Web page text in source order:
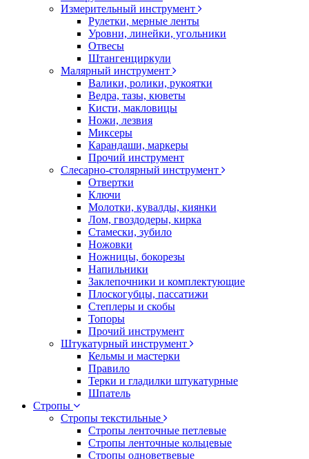
Измерительный инструмент
Рулетки, мерные ленты
Уровни, линейки, угольники
Отвесы
Штангенциркули
Малярный инструмент
Валики, ролики, рукоятки
Ведра, тазы, кюветы
Кисти, макловицы
Ножи, лезвия
Миксеры
Карандаши, маркеры
Прочий инструмент
Слесарно-столярный инструмент
Отвертки
Ключи
Молотки, кувалды, киянки
Лом, гвоздодеры, кирка
Стамески, зубило
Ножовки
Ножницы, бокорезы
Напильники
Заклепочники и комплектующие
Плоскогубцы, пассатижи
Степлеры и скобы
Топоры
Прочий инструмент
Штукатурный инструмент
Кельмы и мастерки
Правило
Терки и гладилки штукатурные
Шпатель
Стропы
Стропы текстильные
Стропы ленточные петлевые
Стропы ленточные кольцевые
Стропы одноветвевые